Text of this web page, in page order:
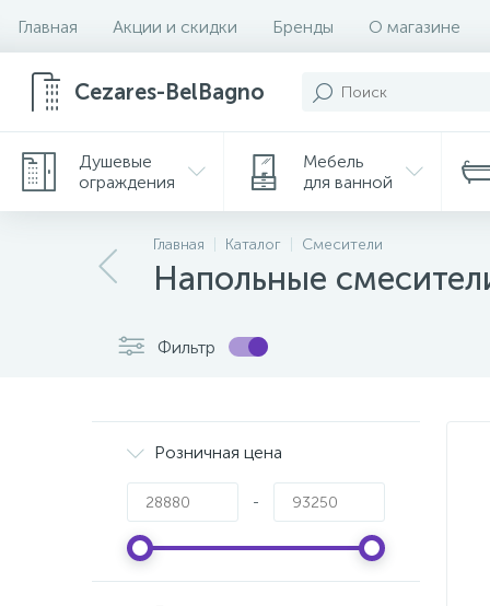
Главная Акции и скидки Бренды О магазине
Cezares-BelBagno
Душевые
ограждения
Мебель
для ванной
Главная Каталог Смесители
Напольные
Фильтр
Розничная цена
-